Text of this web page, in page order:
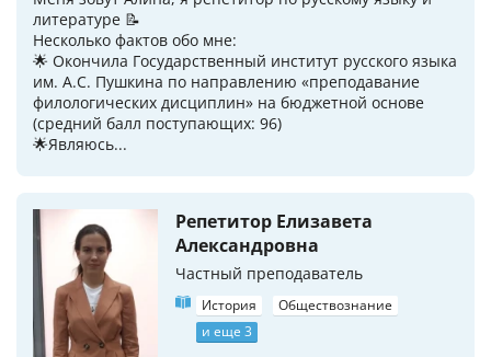
литературе 📝
Несколько фактов обо мне:
🌟 Окончила Государственный институт русского языка
им. А.С. Пушкина по направлению «преподавание
филологических дисциплин» на бюджетной основе
(средний балл поступающих: 96)
🌟Являюсь...
Репетитор Елизавета
Александровна
Частный преподаватель
История
Обществознание
и еще 3